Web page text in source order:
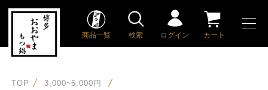
商品一覧 検索 ログイン カート
TOP 3,000~5,000円